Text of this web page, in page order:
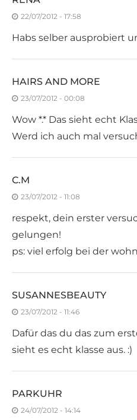
22/07/2012 - 17:58
Habs selber ausprobiert
HAIRS AND MORE
23/07/2012 - 00:08
Wow *.* Das sieht echt
Werd ich auch mal
C.M
23/07/2012 - 11:08
respekt, dein erster
gelungen!
ps: viel erfolg bei der
SUSANNESBEAUTY
23/07/2012 - 11:46
Dafür das du das zum
sieht es echt klasse aus. :)
PARKUHR
24/07/2012 - 14:14